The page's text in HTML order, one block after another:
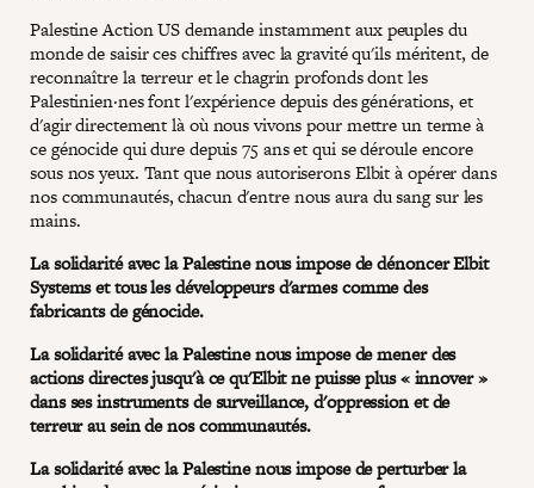
Palestine Action US demande instamment aux peuples du
monde de saisir ces chiffres avec la gravité qu'ils méritent, de
reconnaître la terreur et le chagrin profonds dont les
Palestinien·nes font l'expérience depuis des générations, et
d'agir directement là où nous vivons pour mettre un terme à
ce génocide qui dure depuis 75 ans et qui se déroule encore
sous nos yeux. Tant que nous autoriserons Elbit à opérer dans
nos communautés, chacun d'entre nous aura du sang sur les
mains.
La solidarité avec la Palestine nous impose de dénoncer Elbit
Systems et tous les développeurs d'armes comme des
fabricants de génocide.
La solidarité avec la Palestine nous impose de mener des
actions directes jusqu'à ce qu'Elbit ne puisse plus « innover »
dans ses instruments de surveillance, d'oppression et de
terreur au sein de nos communautés.
La solidarité avec la Palestine nous impose de perturber la